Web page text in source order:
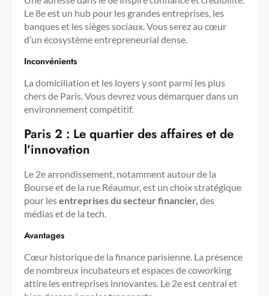
Le 8e est un hub pour les grandes entreprises, les
banques et les sièges sociaux. Vous serez au cœur
d’un écosystème entrepreneurial dense.
Inconvénients
La domiciliation et les loyers y sont parmi les plus
chers de Paris. Vous devrez vous démarquer dans un
environnement compétitif.
Paris 2 : Le quartier des affaires et de
l’innovation
Le 2e arrondissement, notamment autour de la
Bourse et de la rue Réaumur, est un choix stratégique
pour lesentreprises du secteur financier, des
médias et de la tech.
Avantages
Cœur historique de la finance parisienne. La présence
de nombreux incubateurs et espaces de coworking
attire les entreprises innovantes. Le 2e est central et